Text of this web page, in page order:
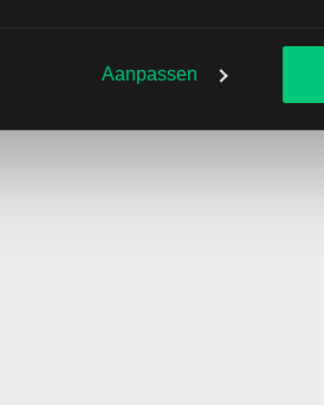
Aanpassen